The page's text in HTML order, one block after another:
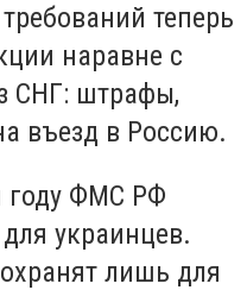
теперь
наравне с
СНГ: штрафы,
въезд в Россию.
году ФМС РФ
украинцев.
лишь для